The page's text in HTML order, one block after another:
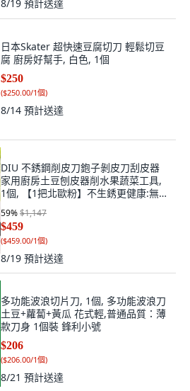
8/19 預計送達
日本Skater 超快速豆腐切刀 輕鬆切豆
腐 廚房好幫手, 白色, 1個
$250
($250.00/1個)
8/14 預計送達
DIU 不銹鋼削皮刀鉋子剝皮刀刮皮器
家用廚房土豆刨皮器削水果蔬菜工具,
1個, 【1把北歐粉】不生銹更健康:無規
59%$1,147
$459
($459.00/1個)
8/19 預計送達
多功能波浪切片刀, 1個, 多功能波浪刀
土豆+蘿蔔+黃瓜 花式輕,普通品質：薄
款刀身 1個裝 鋒利小號
$206
($206.00/1個)
8/21 預計送達